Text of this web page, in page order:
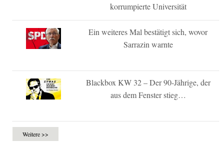
korrumpierte Universität
Ein weiteres Mal bestätigt sich, wovor
Sarrazin warnte
Blackbox KW 32 – Der 90-Jährige, der
aus dem Fenster stieg…
Weitere >>